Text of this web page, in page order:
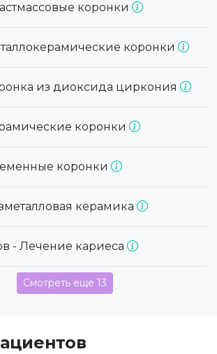
коронки
коронки
из диоксида циркония
коронки
коронки
керамика
- Лечение кариеса
Смотреть еще 13